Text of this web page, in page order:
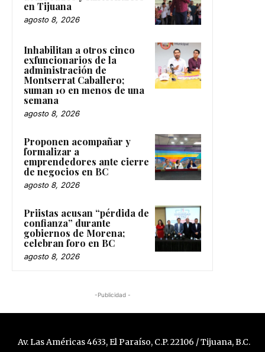
en Tijuana
agosto 8, 2026
Inhabilitan a otros cinco
exfuncionarios de la
administración de
Montserrat Caballero;
suman 10 en menos de una
semana
agosto 8, 2026
Proponen acompañar y
formalizar a
emprendedores ante cierre
de negocios en BC
agosto 8, 2026
Priistas acusan “pérdida de
confianza” durante
gobiernos de Morena;
celebran foro en BC
agosto 8, 2026
-Publicidad -
Av. Las Américas 4633, El Paraíso, C.P. 22106 / Tijuana, B.C.